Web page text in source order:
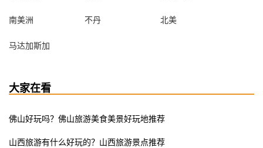
南美洲 不丹 北美
马达加斯加
大家在看
佛山好玩吗？佛山旅游美食美景好玩地推荐
山西旅游有什么好玩的？山西旅游景点推荐